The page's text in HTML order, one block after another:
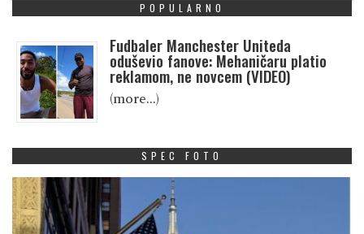
POPULARNO
Fudbaler Manchester Uniteda
oduševio fanove: Mehaničaru platio
reklamom, ne novcem (VIDEO)
(more…)
SPEC FOTO